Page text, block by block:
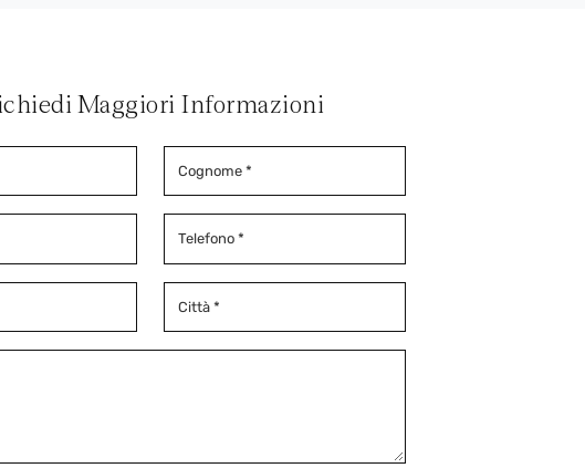
Maggiori Informazioni